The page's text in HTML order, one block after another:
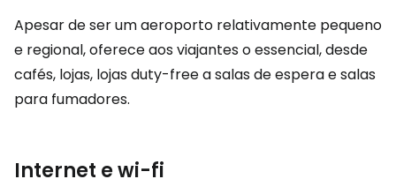
Apesar de ser um aeroporto relativamente pequeno
e regional, oferece aos viajantes o essencial, desde
cafés, lojas, lojas duty-free a salas de espera e salas
para fumadores.
Internet e wi-fi